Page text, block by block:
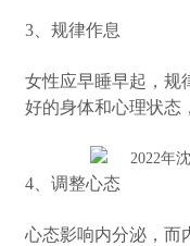
3、规律作息
女性应早睡早起，规
好的身体和心理状态
4、调整心态
心态影响内分泌，而